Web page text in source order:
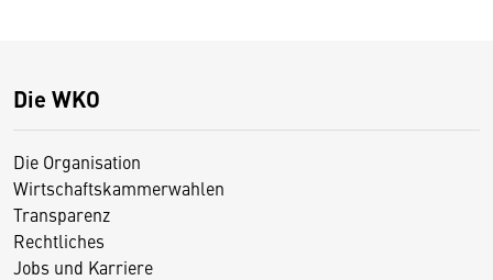
Die WKO
Die Organisation
Wirtschaftskammerwahlen
Transparenz
Rechtliches
Jobs und Karriere